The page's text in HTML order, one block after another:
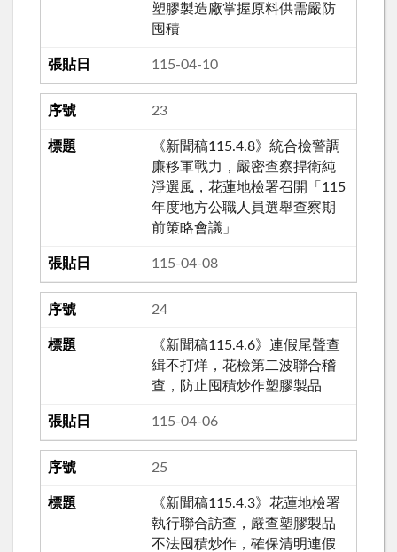
塑膠製造廠掌握原料供需嚴防
囤積
115-04-10
23
《新聞稿115.4.8》統合檢警調
廉移軍戰力，嚴密查察捍衛純
淨選風，花蓮地檢署召開「115
年度地方公職人員選舉查察期
前策略會議」
115-04-08
24
《新聞稿115.4.6》連假尾聲查
緝不打烊，花檢第二波聯合稽
查，防止囤積炒作塑膠製品
115-04-06
25
《新聞稿115.4.3》花蓮地檢署
執行聯合訪查，嚴查塑膠製品
不法囤積炒作，確保清明連假